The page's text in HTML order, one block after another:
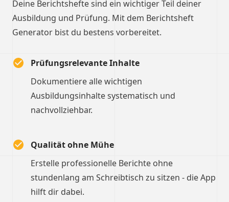
Deine Berichtshefte sind ein wichtiger Teil deiner
Ausbildung und Prüfung. Mit dem Berichtsheft
Generator bist du bestens vorbereitet.
Prüfungsrelevante Inhalte
Dokumentiere alle wichtigen
Ausbildungsinhalte systematisch und
nachvollziehbar.
Qualität ohne Mühe
Erstelle professionelle Berichte ohne
stundenlang am Schreibtisch zu sitzen - die App
hilft dir dabei.